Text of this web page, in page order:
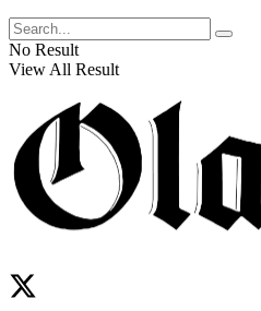
No Result
View All Result